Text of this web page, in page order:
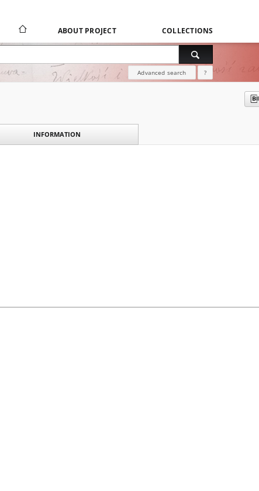
ABOUT PROJECT COLLECTIONS
Advanced search ?
INFORMATION